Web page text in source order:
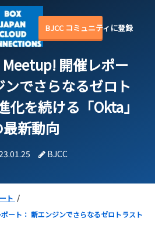
BJCC コミュニティに登録
Meetup! 開催レポー
ンでさらなるゼロト
化を続ける「Okta」
最新動向
BJCC
ト
ート： 新エンジンでさらなるゼロトラスト